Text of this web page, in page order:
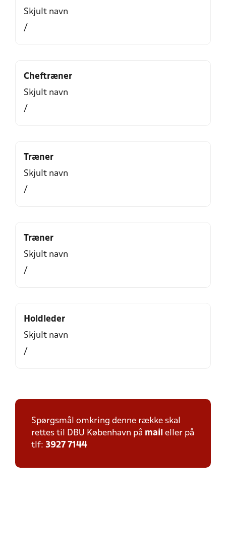
Skjult navn
/
Cheftræner
Skjult navn
/
Træner
Skjult navn
/
Træner
Skjult navn
/
Holdleder
Skjult navn
/
Spørgsmål omkring denne række skal
rettes til DBU København på mail eller på
tlf: 3927 7144